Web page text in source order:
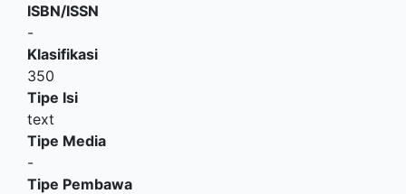
ISBN/ISSN
-
Klasifikasi
350
Tipe Isi
text
Tipe Media
-
Tipe Pembawa